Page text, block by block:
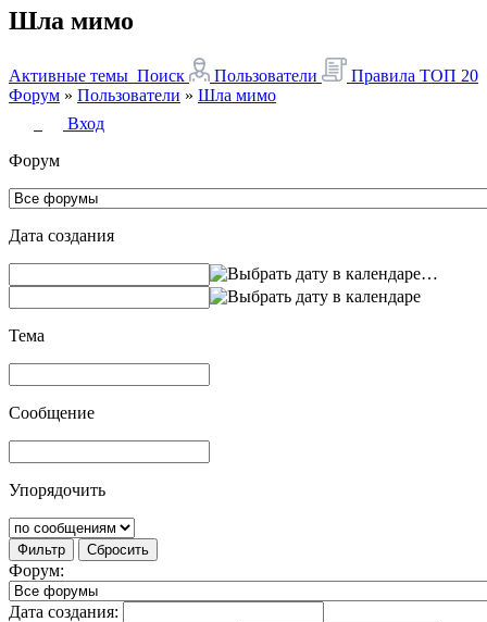
Шла мимо
Активные темы Поиск Пользователи Правила ТОП 20
Форум » Пользователи » Шла мимо
Вход
Форум
Дата создания
…
Тема
Сообщение
Упорядочить
Фильтр Сбросить
Форум:
Дата создания: